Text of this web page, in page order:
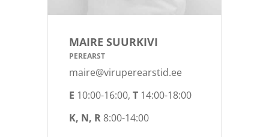
MAIRE SUURKIVI
PEREARST
maire@viruperearstid.ee
E 10:00-16:00, T 14:00-18:00
K, N, R 8:00-14:00